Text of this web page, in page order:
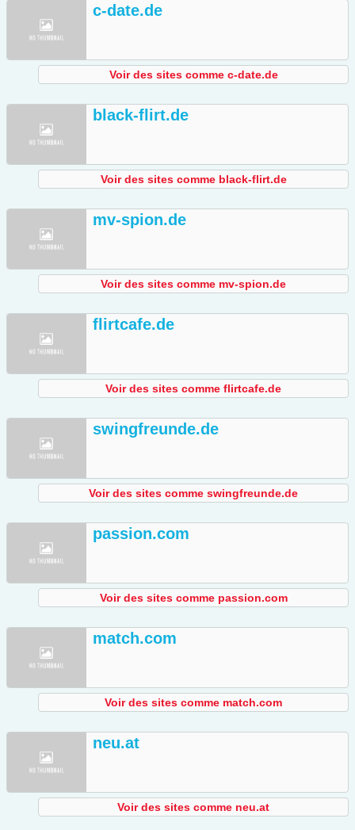
c-date.de
Voir des sites comme c-date.de
black-flirt.de
Voir des sites comme black-flirt.de
mv-spion.de
Voir des sites comme mv-spion.de
flirtcafe.de
Voir des sites comme flirtcafe.de
swingfreunde.de
Voir des sites comme swingfreunde.de
passion.com
Voir des sites comme passion.com
match.com
Voir des sites comme match.com
neu.at
Voir des sites comme neu.at